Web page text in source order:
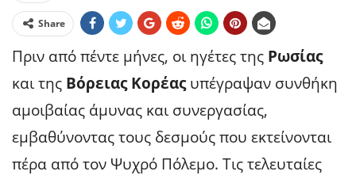
Share
Πριν από πέντε μήνες, οι ηγέτες της Ρωσίας
και της Βόρειας Κορέαςυπέγραψαν συνθήκη
αμοιβαίας άμυνας και συνεργασίας,
εμβαθύνοντας τους δεσμούς που εκτείνονται
πέρα από τον Ψυχρό Πόλεμο. Τις τελευταίες